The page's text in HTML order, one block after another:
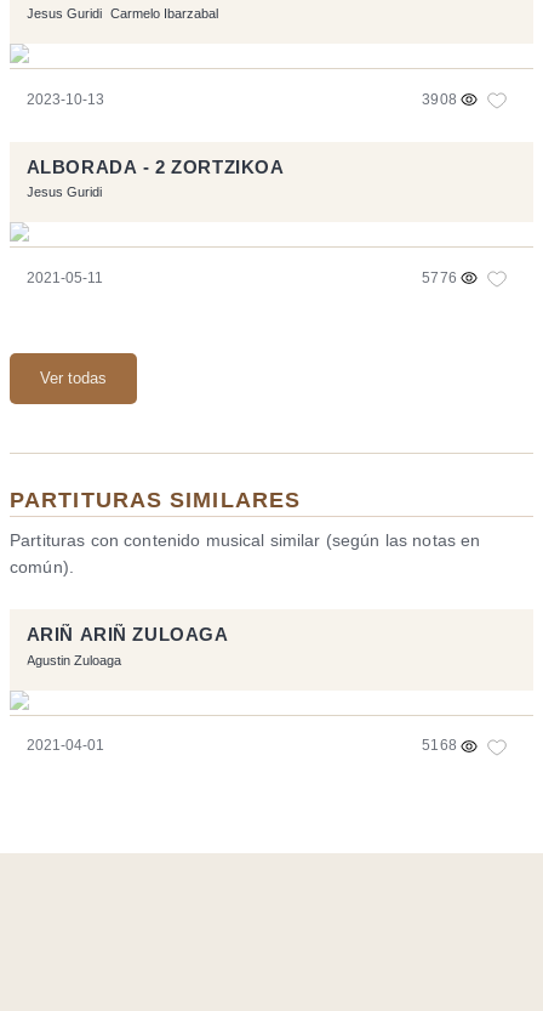
Jesus Guridi Carmelo Ibarzabal
2023-10-13 3908
ALBORADA - 2 ZORTZIKOA
Jesus Guridi
2021-05-11 5776
Ver todas
PARTITURAS SIMILARES
Partituras con contenido musical similar (según las notas en
común).
ARIÑ ARIÑ ZULOAGA
Agustin Zuloaga
2021-04-01 5168